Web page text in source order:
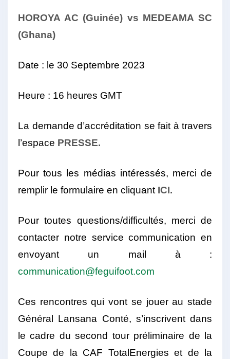
HOROYA AC (Guinée) vs MEDEAMA SC
(Ghana)
Date : le 30 Septembre 2023
Heure : 16 heures GMT
La demande d’accréditation se fait à travers
l’espace PRESSE.
Pour tous les médias intéressés, merci de
remplir le formulaire en cliquant ICI.
Pour toutes questions/difficultés, merci de
contacter notre service communication en
envoyant un mail à :
communication@feguifoot.com
Ces rencontres qui vont se jouer au stade
Général Lansana Conté, s’inscrivent dans
le cadre du second tour préliminaire de la
Coupe de la CAF TotalEnergies et de la